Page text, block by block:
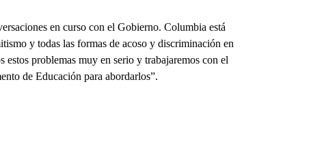
en curso con el Gobierno. Columbia está
y todas las formas de acoso y discriminación en
problemas muy en serio y trabajaremos con el
de Educación para abordarlos”.